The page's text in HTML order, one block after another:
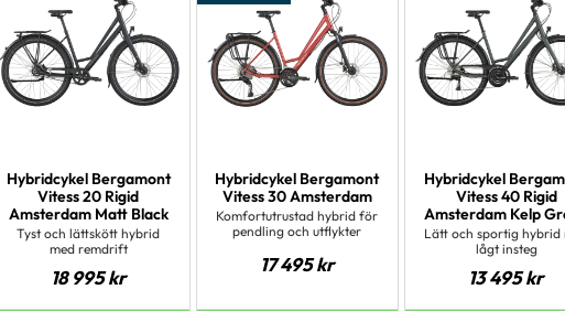
Hybridcykel Bergamont
Vitess 20 Rigid
Amsterdam Matt Black
Tyst och lättskött hybrid
med remdrift
18 995kr
Hybridcykel Bergamont
Vitess 30 Amsterdam
Komfortutrustad hybrid för
pendling och utflykter
17 495kr
Hybridcykel
Vitess 40 Rigid
Amsterdam Kelp
Lätt och sportig hybrid
lågt insteg
13 495kr